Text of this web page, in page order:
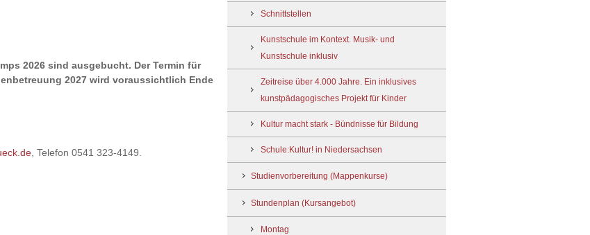
2026 sind ausgebucht. Der Termin für
2027 wird voraussichtlich Ende
, Telefon 0541 323-4149.
Schnittstellen
Kunstschule im Kontext. Musik- und
Kunstschule inklusiv
Zeitreise über 4.000 Jahre. Ein inklusives
kunstpädagogisches Projekt für Kinder
Kultur macht stark - Bündnisse für Bildung
Schule:Kultur! in Niedersachsen
Studienvorbereitung (Mappenkurse)
Stundenplan (Kursangebot)
Montag